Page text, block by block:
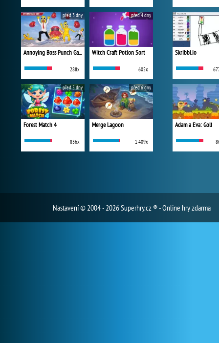
Annoying Boss Punch Game
288x
před 3 dny
Witch Craft Potion Sort
605x
před 4 dny
Forest Match 4
836x
před 5 dny
Merge Lagoon
1 409x
před 6 dny
Skribbl.io
Adam a Eva: Golf
Nastavení© 2004 - 2026 Superhry.cz ® - Online hry zdarma